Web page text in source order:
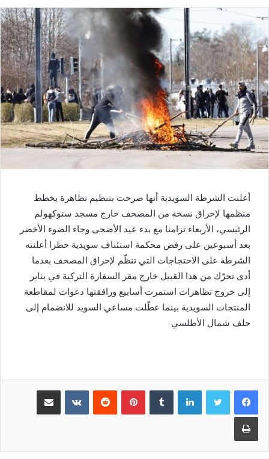
أعلنت الشرطة السويدية أنها صرحت بتنظيم تظاهرة يخطط
منظمها لإحراق نسخة من المصحف خارج مسجد ستوكهولم
الرئيسي، الأربعاء تزامنا مع بدء عيد الأضحى وجاء الضوء الأخضر
بعد أسبوعين على رفض محكمة استئناف سويدية حظرا أعلنته
الشرطة على الاحتجاجات التي تنظّم لإحراق المصحف بعدما
أدى تحرّك من هذا القبيل خارج مقر السفارة التركية في يناير
إلى خروج تظاهرات استمرت أسابيع ورافقتها دعوات لمقاطعة
المنتجات السويدية بينما عطّلت مساعي السويد للانضمام إلى
حلف شمال الأطلسي
لينكدإن بينتيريست مشاركة عبر البريد
طباعة